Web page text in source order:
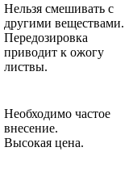
Нельзя смешивать с
другими веществами.
Передозировка
приводит к ожогу
листвы.
Необходимо частое
внесение.
Высокая цена.